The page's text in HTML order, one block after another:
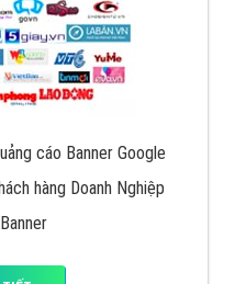
về các hình thức